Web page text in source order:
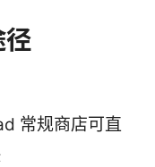
常规商店可直